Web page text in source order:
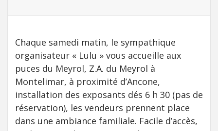
Chaque samedi matin, le sympathique
organisateur « Lulu » vous accueille aux
puces du Meyrol, Z.A. du Meyrol à
Montelimar, à proximité d’Ancone,
installation des exposants dés 6 h 30 (pas de
réservation), les vendeurs prennent place
dans une ambiance familiale. Facile d’accès,